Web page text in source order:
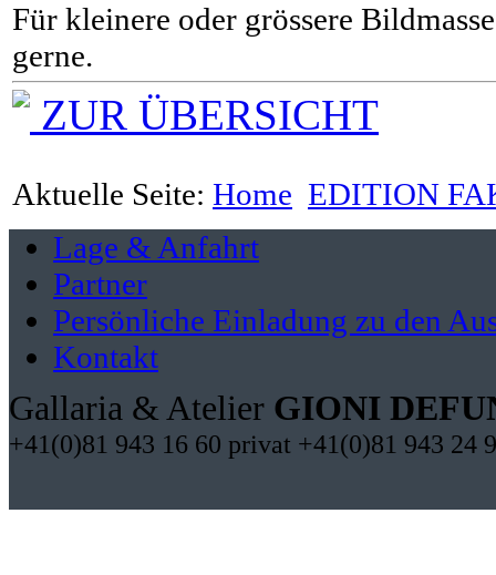
Für kleinere oder grössere
gerne.
ZUR ÜBERSICHT
Aktuelle Seite: Home EDITION
Lage & Anfahrt
Partner
Persönliche Einladung zu den
Kontakt
Gallaria & Atelier GIONI
+41(0)81 943 16 60 privat +41(0)81 943 24